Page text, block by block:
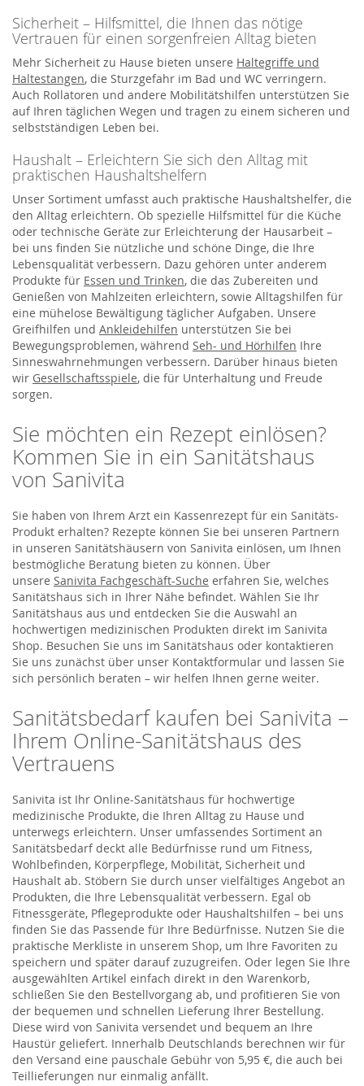
Sicherheit – Hilfsmittel, die Ihnen das nötige
Vertrauen für einen sorgenfreien Alltag bieten
Mehr Sicherheit zu Hause bieten unsere Haltegriffe und
Haltestangen, die Sturzgefahr im Bad und WC verringern.
Auch Rollatoren und andere Mobilitätshilfen unterstützen Sie
auf Ihren täglichen Wegen und tragen zu einem sicheren und
selbstständigen Leben bei.
Haushalt – Erleichtern Sie sich den Alltag mit
praktischen Haushaltshelfern
Unser Sortiment umfasst auch praktische Haushaltshelfer, die
den Alltag erleichtern. Ob spezielle Hilfsmittel für die Küche
oder technische Geräte zur Erleichterung der Hausarbeit –
bei uns finden Sie nützliche und schöne Dinge, die Ihre
Lebensqualität verbessern. Dazu gehören unter anderem
Produkte für Essen und Trinken, die das Zubereiten und
Genießen von Mahlzeiten erleichtern, sowie Alltagshilfen für
eine mühelose Bewältigung täglicher Aufgaben. Unsere
Greifhilfen und Ankleidehilfen unterstützen Sie bei
Bewegungsproblemen, während Seh- und Hörhilfen Ihre
Sinneswahrnehmungen verbessern. Darüber hinaus bieten
wir Gesellschaftsspiele, die für Unterhaltung und Freude
sorgen.
Sie möchten ein Rezept einlösen?
Kommen Sie in ein Sanitätshaus
von Sanivita
Sie haben von Ihrem Arzt ein Kassenrezept für ein Sanitäts-
Produkt erhalten? Rezepte können Sie bei unseren Partnern
in unseren Sanitätshäusern von Sanivita einlösen, um Ihnen
bestmögliche Beratung bieten zu können. Über
unsere Sanivita Fachgeschäft-Suche erfahren Sie, welches
Sanitätshaus sich in Ihrer Nähe befindet. Wählen Sie Ihr
Sanitätshaus aus und entdecken Sie die Auswahl an
hochwertigen medizinischen Produkten direkt im Sanivita
Shop. Besuchen Sie uns im Sanitätshaus oder kontaktieren
Sie uns zunächst über unser Kontaktformular und lassen Sie
sich persönlich beraten – wir helfen Ihnen gerne weiter.
Sanitätsbedarf kaufen bei Sanivita –
Ihrem Online-Sanitätshaus des
Vertrauens
Sanivita ist Ihr Online-Sanitätshaus für hochwertige
medizinische Produkte, die Ihren Alltag zu Hause und
unterwegs erleichtern. Unser umfassendes Sortiment an
Sanitätsbedarf deckt alle Bedürfnisse rund um Fitness,
Wohlbefinden, Körperpflege, Mobilität, Sicherheit und
Haushalt ab. Stöbern Sie durch unser vielfältiges Angebot an
Produkten, die Ihre Lebensqualität verbessern. Egal ob
Fitnessgeräte, Pflegeprodukte oder Haushaltshilfen – bei uns
finden Sie das Passende für Ihre Bedürfnisse. Nutzen Sie die
praktische Merkliste in unserem Shop, um Ihre Favoriten zu
speichern und später darauf zuzugreifen. Oder legen Sie Ihre
ausgewählten Artikel einfach direkt in den Warenkorb,
schließen Sie den Bestellvorgang ab, und profitieren Sie von
der bequemen und schnellen Lieferung Ihrer Bestellung.
Diese wird von Sanivita versendet und bequem an Ihre
Haustür geliefert. Innerhalb Deutschlands berechnen wir für
den Versand eine pauschale Gebühr von 5,95 €, die auch bei
Teillieferungen nur einmalig anfällt.